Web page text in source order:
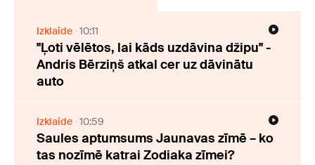
Izklaide 10:11
"Ļoti vēlētos, lai kāds uzdāvina džipu" -
Andris Bērziņš atkal cer uz dāvinātu
auto
Izklaide 10:59
Saules aptumsums Jaunavas zīmē – ko
tas nozīmē katrai Zodiaka zīmei?